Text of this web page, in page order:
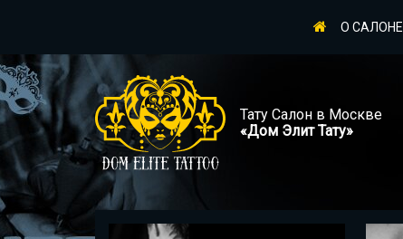
О САЛОНЕ
Тату Салон в Москве
«Дом Элит Тату»